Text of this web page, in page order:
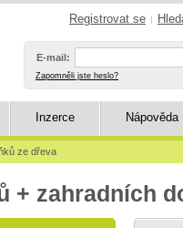
Registrovat se |
E-mail:
Zapomněli jste heslo?
Inzerce Nápověda
ze dřeva
+ zahradních